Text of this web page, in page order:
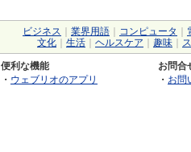
ビジネス 業界用語 コンピュータ
文化
生活 ヘルスケア 趣味
便利な機能
・ ウェブリオのアプリ
お問合
・ お問